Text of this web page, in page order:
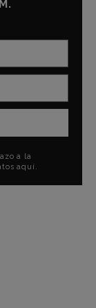
a la
aquí.